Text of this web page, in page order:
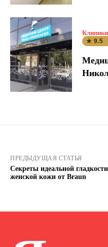
Клиники
★ 9.5
ПРЕДЫДУЩАЯ СТАТЬЯ
Секреты идеальной гладкости
женской кожи от Braun